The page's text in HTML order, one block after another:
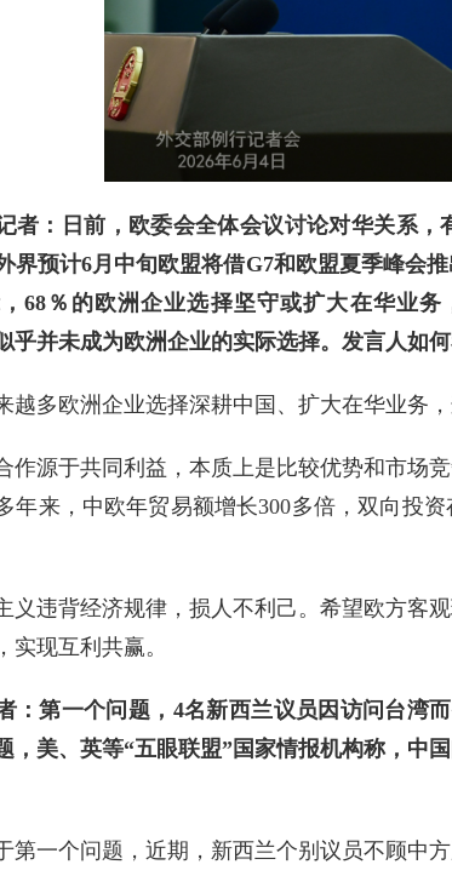
者：日前，欧委会全体会议讨论对华关系
界预计6月中旬欧盟将借G7和欧盟夏季峰会
68％的欧洲企业选择坚守或扩大在华业
乎并未成为欧洲企业的实际选择。发言人如
越多欧洲企业选择深耕中国、扩大在华业务
作源于共同利益，本质上是比较优势和市场
年来，中欧年贸易额增长300多倍，双向投
义违背经济规律，损人不利己。希望欧方客
实现互利共赢。
：第一个问题，4名新西兰议员因访问台湾
，美、英等“五眼联盟”国家情报机构称，中
第一个问题，近期，新西兰个别议员不顾中